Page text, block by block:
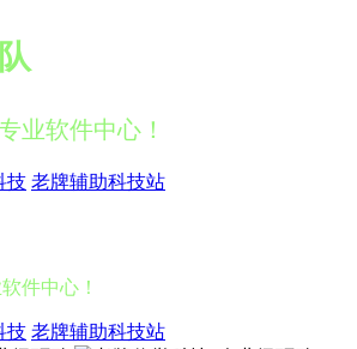
业软件中心！
技 老牌辅助科技站
件中心！
技 老牌辅助科技站